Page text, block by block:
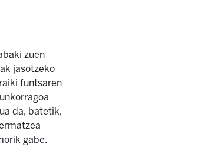
zuen
jasotzeko
funtsaren
da, batetik,
gabe.